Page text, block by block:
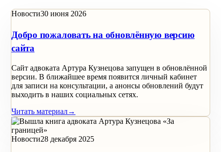
Новости30 июня 2026
Добро пожаловать на обновлённую версию
сайта
Сайт адвоката Артура Кузнецова запущен в обновлённой
версии. В ближайшее время появится личный кабинет
для записи на консультации, а анонсы обновлений будут
выходить в наших социальных сетях.
Читать материал→
Новости28 декабря 2025